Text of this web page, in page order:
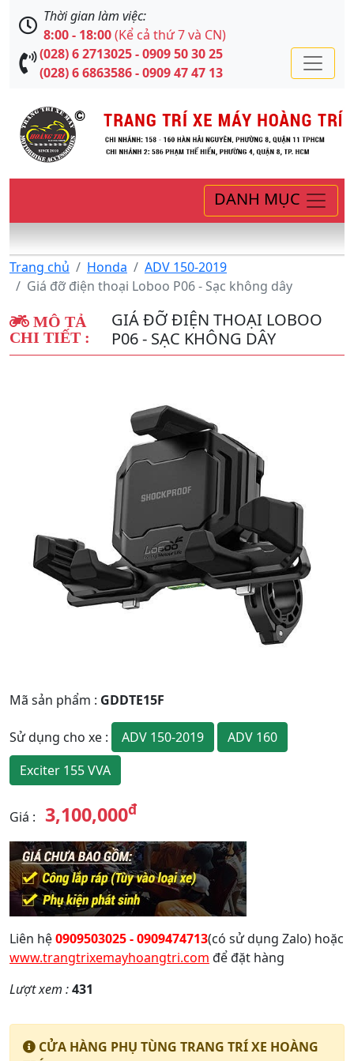
Thời gian làm việc:
8:00 - 18:00(Kể cả thứ 7 và CN)
(028) 6 2713025 - 0909 50 30 25
(028) 6 6863586 - 0909 47 47 13
DANH MỤC
Trang chủ Honda
ADV 150-2019
Giá đỡ điện thoại Loboo P06 - Sạc không dây
MÔ TẢ
CHI TIẾT :
GIÁ ĐỠ ĐIỆN THOẠI LOBOO
P06 - SẠC KHÔNG DÂY
Quay
Lại
Mã sản phẩm : GDDTE15F
Sử dụng cho xe : ADV 150-2019
ADV 160
Exciter 155 VVA
Giá : 3,100,000đ
Liên hệ0909503025 - 0909474713(có sử dụng Zalo) hoặc
www.trangtrixemayhoangtri.com để đặt hàng
Lượt xem :431
CỬA HÀNG PHỤ TÙNG TRANG TRÍ XE HOÀNG